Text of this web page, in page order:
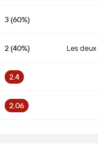
3 (60%)
2 (40%) Les
2.4
2.06